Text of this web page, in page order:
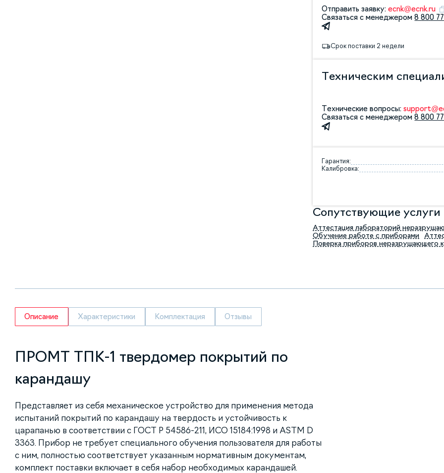
Отправить заявку:ecnk@ecnk.ru
Связаться с менеджером8 800
Срок поставки 2 недели
Техническим
Технические вопросы:
Связаться с менеджером8 800
Гарантия:
Калибровка:
Сопутствующие услуги
Аттестация лабораторий
Обучение работе с приборами
Поверка приборов неразрушающего
Описание Характеристики Комплектация Отзывы
ПРОМТ ТПК-1 твердомер покрытий по
карандашу
Представляет из себя механическое устройство для применения метода
испытаний покрытий по карандашу на твердость и устойчивость к
царапанью в соответствии с ГОСТ Р 54586-211, ИСО 15184:1998 и ASTM D
3363. Прибор не требует специального обучения пользователя для работы
с ним, полностью соответствует указанным нормативным документам,
комплект поставки включает в себя набор необходимых карандашей.